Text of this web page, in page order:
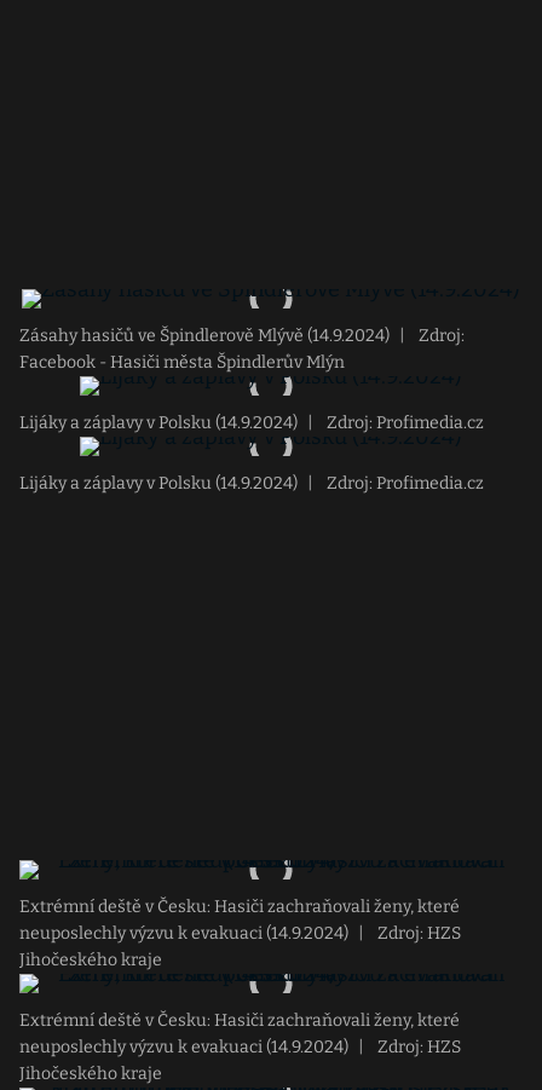
Zásahy hasičů ve Špindlerově Mlývě (14.9.2024)
Zdroj:
Facebook - Hasiči města Špindlerův Mlýn
Lijáky a záplavy v Polsku (14.9.2024) Zdroj: Profimedia.cz
Lijáky a záplavy v Polsku (14.9.2024) Zdroj: Profimedia.cz
Extrémní deště v Česku: Hasiči zachraňovali ženy, které
neuposlechly výzvu k evakuaci (14.9.2024)
Zdroj: HZS
Jihočeského kraje
Extrémní deště v Česku: Hasiči zachraňovali ženy, které
neuposlechly výzvu k evakuaci (14.9.2024)
Zdroj: HZS
Jihočeského kraje